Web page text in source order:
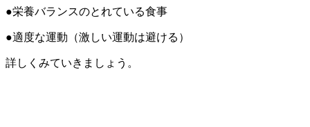
●栄養バランスのとれている食事
●適度な運動（激しい運動は避ける）
詳しくみていきましょう。